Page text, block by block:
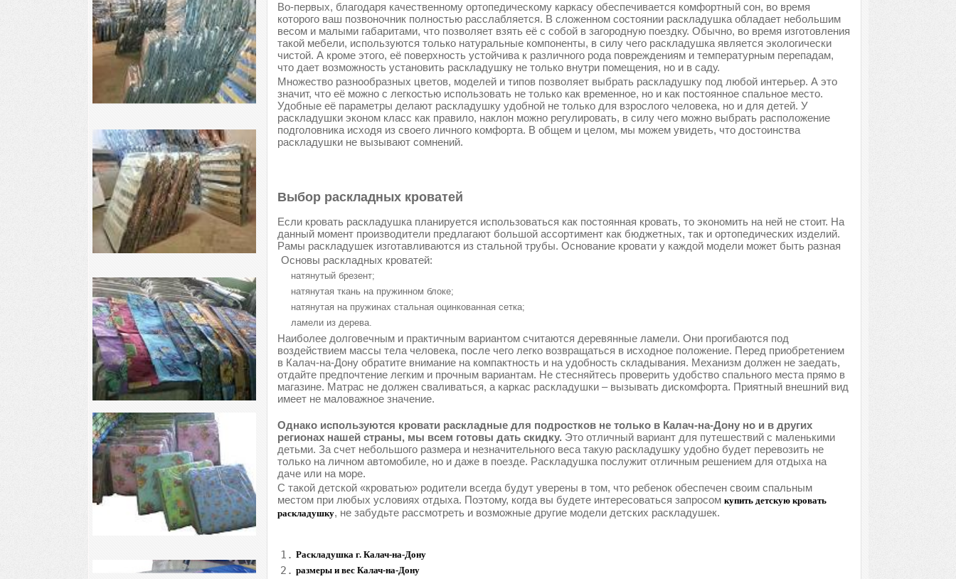
Во-первых, благодаря качественному ортопедическому каркасу обеспечивается комфортный сон, во время
которого ваш позвоночник полностью расслабляется. В сложенном состоянии раскладушка обладает небольшим
весом и малыми габаритами, что позволяет взять её с собой в загородную поездку. Обычно, во время изготовления
такой мебели, используются только натуральные компоненты, в силу чего раскладушка является экологически
чистой. А кроме этого, её поверхность устойчива к различного рода повреждениям и температурным перепадам,
что дает возможность установить раскладушку не только внутри помещения, но и в саду.
Множество разнообразных цветов, моделей и типов позволяет выбрать раскладушку под любой интерьер. А это
значит, что её можно с легкостью использовать не только как временное, но и как постоянное спальное место.
Удобные её параметры делают раскладушку удобной не только для взрослого человека, но и для детей. У
раскладушки эконом класс как правило, наклон можно регулировать, в силу чего можно выбрать расположение
подголовника исходя из своего личного комфорта. В общем и целом, мы можем увидеть, что достоинства
раскладушки не вызывают сомнений.
Выбор раскладных кроватей
Если кровать раскладушка планируется использоваться как постоянная кровать, то экономить на ней не стоит. На
данный момент производители предлагают большой ассортимент как бюджетных, так и ортопедических изделий.
Рамы раскладушек изготавливаются из стальной трубы. Основание кровати у каждой модели может быть разная
Основы раскладных кроватей:
натянутый брезент;
натянутая ткань на пружинном блоке;
натянутая на пружинах стальная оцинкованная сетка;
ламели из дерева.
Наиболее долговечным и практичным вариантом считаются деревянные ламели. Они прогибаются под
воздействием массы тела человека, после чего легко возвращаться в исходное положение. Перед приобретением
в Калач-на-Дону обратите внимание на компактность и на удобность складывания. Механизм должен не заедать,
отдайте предпочтение легким и прочным вариантам. Не стесняйтесь проверить удобство спального места прямо в
магазине. Матрас не должен сваливаться, а каркас раскладушки – вызывать дискомфорта. Приятный внешний вид
имеет не маловажное значение.
Однако используются кровати раскладные для подростков не только в Калач-на-Дону но и в других
регионах нашей страны, мы всем готовы дать скидку. Это отличный вариант для путешествий с маленькими
детьми. За счет небольшого размера и незначительного веса такую раскладушку удобно будет перевозить не
только на личном автомобиле, но и даже в поезде. Раскладушка послужит отличным решением для отдыха на
даче или на море.
С такой детской «кроватью» родители всегда будут уверены в том, что ребенок обеспечен своим спальным
местом при любых условиях отдыха. Поэтому, когда вы будете интересоваться запросом купить детскую кровать
раскладушку, не забудьте рассмотреть и возможные другие модели детских раскладушек.
1. Раскладушка г. Калач-на-Дону
2. размеры и вес Калач-на-Дону